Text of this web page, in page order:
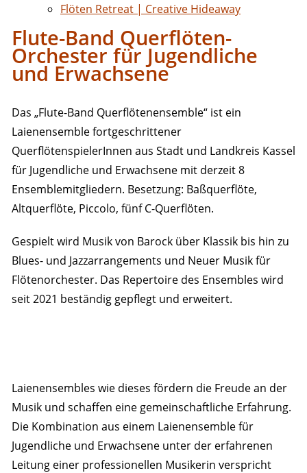
Flöten Retreat | Creative Hideaway
Flute-Band Querflöten-
Orchester für Jugendliche
und Erwachsene
Das „Flute-Band Querflötenensemble“ ist ein
Laienensemble fortgeschrittener
QuerflötenspielerInnen aus Stadt und Landkreis Kassel
für Jugendliche und Erwachsene mit derzeit 8
Ensemblemitgliedern. Besetzung: Baßquerflöte,
Altquerflöte, Piccolo, fünf C-Querflöten.
Gespielt wird Musik von Barock über Klassik bis hin zu
Blues- und Jazzarrangements und Neuer Musik für
Flötenorchester. Das Repertoire des Ensembles wird
seit 2021 beständig gepflegt und erweitert.
Laienensembles wie dieses fördern die Freude an der
Musik und schaffen eine gemeinschaftliche Erfahrung.
Die Kombination aus einem Laienensemble für
Jugendliche und Erwachsene unter der erfahrenen
Leitung einer professionellen Musikerin verspricht